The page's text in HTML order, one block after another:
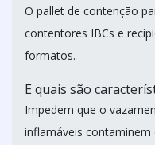
O pallet de contenção
contentores IBCs e
formatos.
E quais são
Impedem que o
inflamáveis